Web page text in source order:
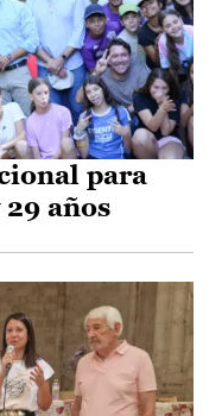
para
años